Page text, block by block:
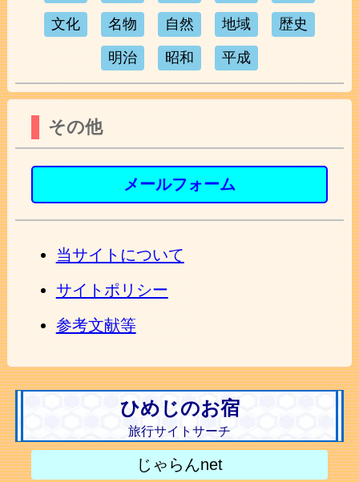
文化 名物 自然 地域 歴史
明治 昭和 平成
その他
メールフォーム
当サイトについて
サイトポリシー
参考文献等
ひめじのお宿
旅行サイトサーチ
じゃらんnet